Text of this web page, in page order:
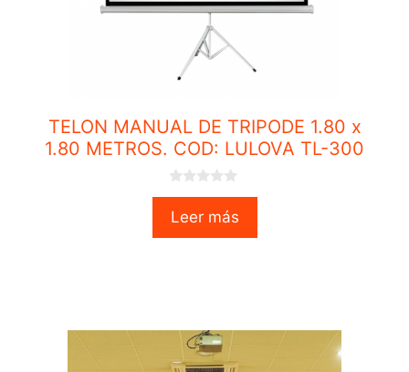
TELON MANUAL DE TRIPODE 1.80 x
1.80 METROS. COD: LULOVA TL-300
0
u
Leer más